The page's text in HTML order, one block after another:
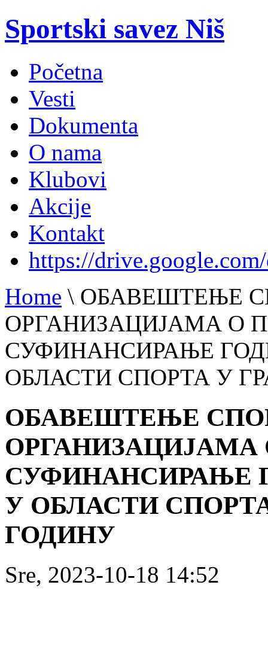
Sportski savez Niš
Početna
Vesti
Dokumenta
O nama
Klubovi
Akcije
Kontakt
https://
Home \ ОБАВЕШТЕЊЕ
ОРГАНИЗАЦИЈАМА О
СУФИНАНСИРАЊЕ
ОБЛАСТИ СПОРТА У
ОБАВЕШТЕЊЕ
СУФИНАНСИРАЊЕ
У ОБЛАСТИ
ГОДИНУ
Sre, 2023-10-18 14:52